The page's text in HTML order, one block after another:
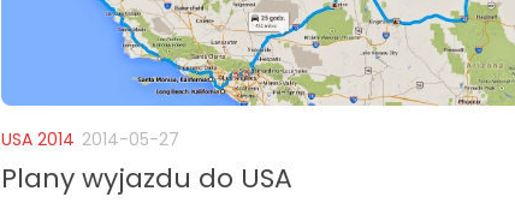
USA 2014 2014-05-27
Plany wyjazdu do USA